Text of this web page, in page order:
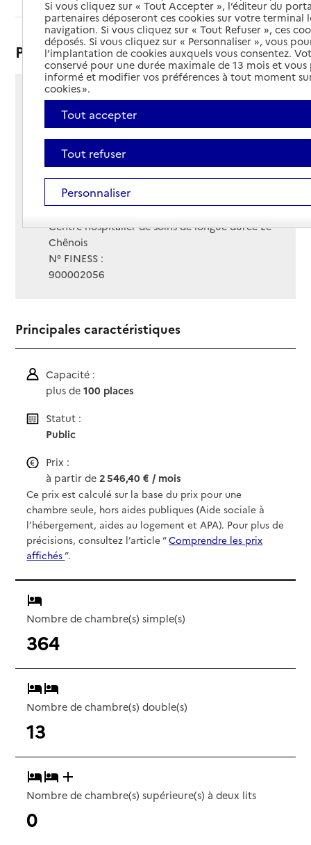
Présentation
16 rue Alfred Engel
90800 - Bavilliers
Voir itinéraire
Téléphone :
03 84 90 39 00
Contact
Contact
Site Internet
Site internet non renseigné
Gestionnaire :
Centre hospitalier de soins de longue durée Le
Chênois
N° FINESS :
900002056
Principales caractéristiques
Capacité :
plus de100 places
Statut :
Public
Prix :
à partir de2 546,40 € / mois
Ce prix est calculé sur la base du prix pour une
chambre seule, hors aides publiques (Aide sociale à
l’hébergement, aides au logement et APA). Pour plus de
précisions, consultez l’article “Comprendre les prix
affichés”.
Nombre de chambre(s) simple(s)
364
Nombre de chambre(s) double(s)
13
Nombre de chambre(s) supérieure(s) à deux lits
0
Si vous cliquez sur « Tout Accepter », l’éditeur du
partenaires déposeront ces cookies sur votre terminal
navigation. Si vous cliquez sur « Tout Refuser », ces
déposés. Si vous cliquez sur « Personnaliser », vous
l’implantation de cookies auxquels vous consentez.
conservé pour une durée maximale de 13 mois et
informé et modifier vos préférences à tout moment
cookies ».
Tout accepter
Tout refuser
Personnaliser